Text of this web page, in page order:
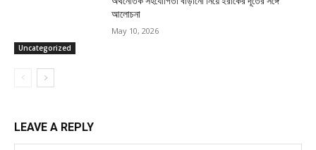
Uncategorized
আলোচনা
May 10, 2026
LEAVE A REPLY